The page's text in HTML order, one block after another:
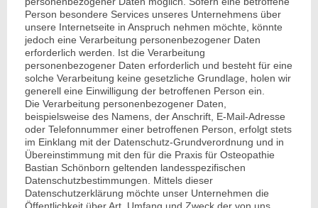
Person besondere Services unseres Unternehmens über
unsere Internetseite in Anspruch nehmen möchte, könnte
jedoch eine Verarbeitung personenbezogener Daten
erforderlich werden. Ist die Verarbeitung
personenbezogener Daten erforderlich und besteht für eine
solche Verarbeitung keine gesetzliche Grundlage, holen wir
generell eine Einwilligung der betroffenen Person ein.
Die Verarbeitung personenbezogener Daten,
beispielsweise des Namens, der Anschrift, E-Mail-Adresse
oder Telefonnummer einer betroffenen Person, erfolgt stets
im Einklang mit der Datenschutz-Grundverordnung und in
Übereinstimmung mit den für die Praxis für Osteopathie
Bastian Schönborn geltenden landesspezifischen
Datenschutzbestimmungen. Mittels dieser
Datenschutzerklärung möchte unser Unternehmen die
Öffentlichkeit über Art, Umfang und Zweck der von uns